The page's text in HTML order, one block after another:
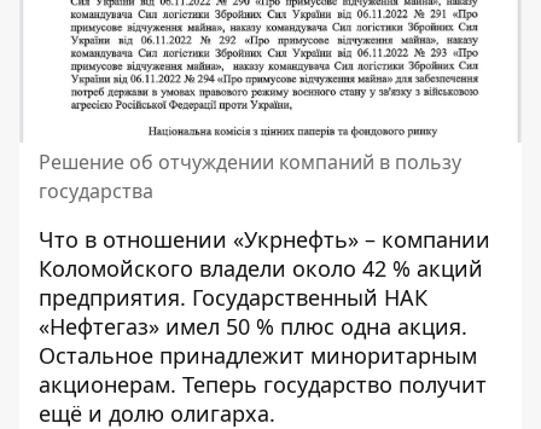
Решение об отчуждении компаний в пользу
государства
Что в отношении «Укрнефть» – компании
Коломойского владели около 42 % акций
предприятия. Государственный НАК
«Нефтегаз» имел 50 % плюс одна акция.
Остальное принадлежит миноритарным
акционерам. Теперь государство получит
ещё и долю олигарха.